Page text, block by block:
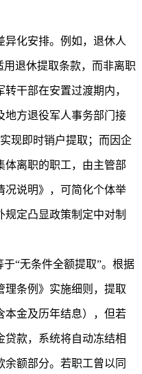
异化安排。例如，退休人
用退休提取条款，而非离职
干部在安置过渡期内，
地方退役军人事务部门接
现即时销户提取；而因企
体离职的职工，由主管部
况说明》，可简化个体举
定凸显政策制定中对制
“无条件全额提取”。根据
理条例》实施细则，提取
本金及历年结息），但若
贷款，系统将自动冻结相
额部分。若职工曾以同